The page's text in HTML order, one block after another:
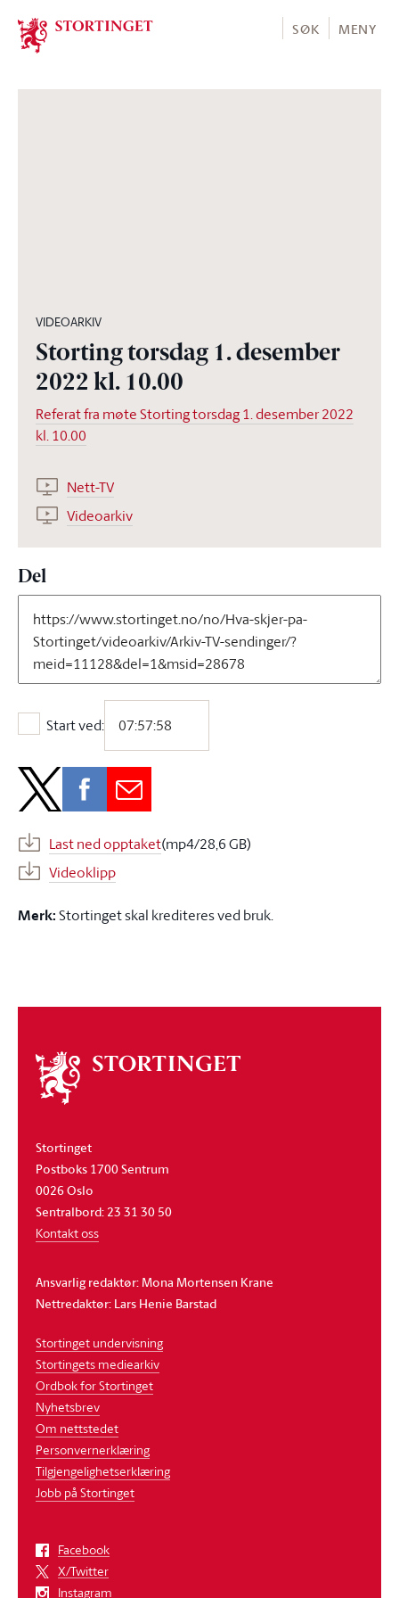
Stortinget.no
SØK MENY
VIDEOARKIV
Storting torsdag 1. desember
2022 kl. 10.00
Referat fra møte Storting torsdag 1. desember 2022
kl. 10.00
Nett-TV
Videoarkiv
Del
Start ved:
Start ved:
Last ned opptaket(mp4/28,6 GB)
Videoklipp
Merk:Stortinget skal krediteres ved bruk.
Om
stortinget
Stortinget
Postboks 1700 Sentrum
0026 Oslo
Sentralbord: 23 31 30 50
Kontakt oss
Ansvarlig redaktør: Mona Mortensen Krane
Nettredaktør: Lars Henie Barstad
Stortinget undervisning
Stortingets mediearkiv
Ordbok for Stortinget
Nyhetsbrev
Om nettstedet
Personvernerklæring
Tilgjengelighetserklæring
Jobb på Stortinget
Facebook
X/Twitter
Instagram